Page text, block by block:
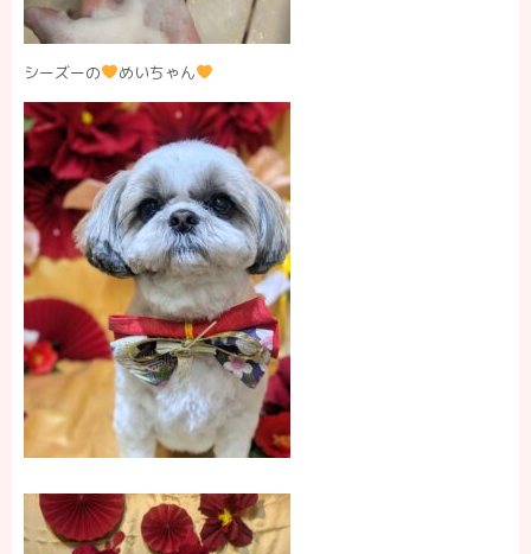
シーズーの めいちゃん